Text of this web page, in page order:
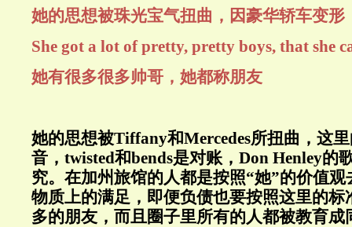
她的思想被珠光宝气扭曲，因豪华轿车变形
She got a lot of pretty, pretty boys, that she
她有很多很多帅哥，她都称朋友
她的思想被Tiffany和Mercedes所扭曲，这
音，twisted和bends是对账，Don Henley的
究。在加州旅馆的人都是按照“她”的价值
物质上的满足，即便负债也要按照这里的标
多的朋友，而且圈子里所有的人都被教育成